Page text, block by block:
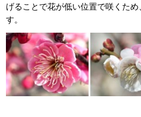
げることで花が低い位置で咲くた
す。